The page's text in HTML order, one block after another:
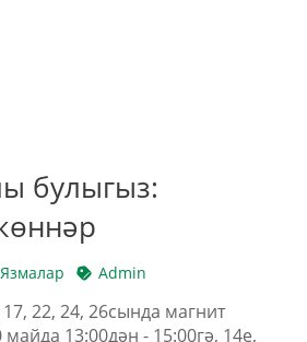
булыгыз:
Язмалар Admin
22, 24, 26сында магнит
13:00дән - 15:00гә, 14е,